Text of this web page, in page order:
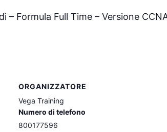
– Formula Full Time – Versione
ORGANIZZATORE
Vega Training
Numero di telefono
800177596